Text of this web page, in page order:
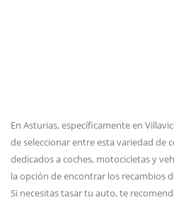
En Asturias, específicamente en
de seleccionar entre esta variedad de
dedicados a coches, motocicletas y
la opción de encontrar los recambios
Si necesitas tasar tu auto, te